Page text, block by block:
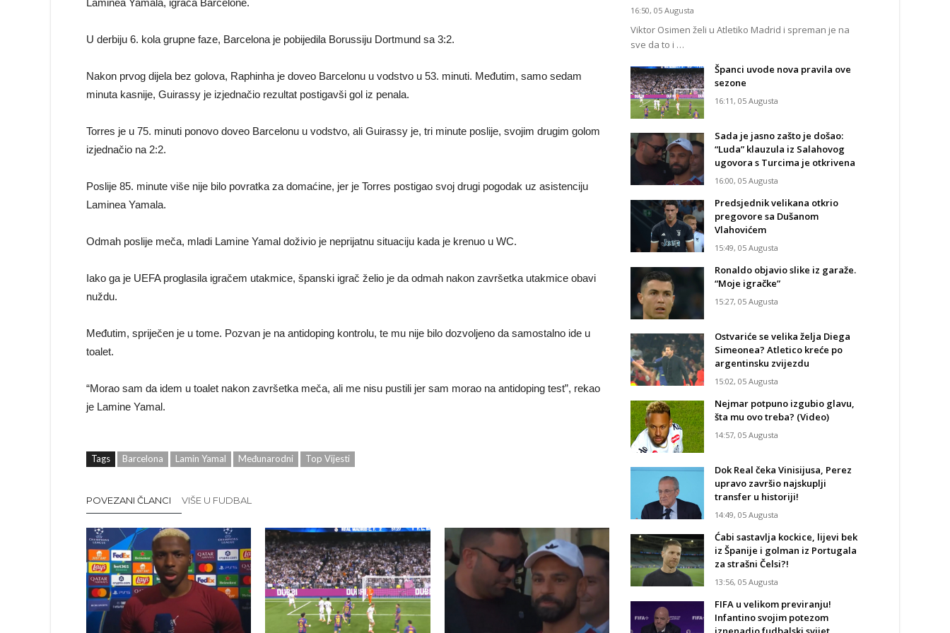
Laminea Yamala, igrača Barcelone.
U derbiju 6. kola grupne faze, Barcelona je pobijedila Borussiju Dortmund sa 3:2.
Nakon prvog dijela bez golova, Raphinha je doveo Barcelonu u vodstvo u 53. minuti. Međutim, samo sedam
minuta kasnije, Guirassy je izjednačio rezultat postigavši gol iz penala.
Torres je u 75. minuti ponovo doveo Barcelonu u vodstvo, ali Guirassy je, tri minute poslije, svojim drugim golom
izjednačio na 2:2.
Poslije 85. minute više nije bilo povratka za domaćine, jer je Torres postigao svoj drugi pogodak uz asistenciju
Laminea Yamala.
Odmah poslije meča, mladi Lamine Yamal doživio je neprijatnu situaciju kada je krenuo u WC.
Iako ga je UEFA proglasila igračem utakmice, španski igrač želio je da odmah nakon završetka utakmice obavi
nuždu.
Međutim, spriječen je u tome. Pozvan je na antidoping kontrolu, te mu nije bilo dozvoljeno da samostalno ide u
toalet.
“Morao sam da idem u toalet nakon završetka meča, ali me nisu pustili jer sam morao na antidoping test”, rekao
je Lamine Yamal.
Tags Barcelona Lamin Yamal Međunarodni Top Vijesti
POVEZANI ČLANCI VIŠE U FUDBAL
16:50, 05 Augusta
Viktor Osimen želi u Atletiko Madrid i spreman je na
sve da to i …
Španci uvode nova pravila ove
sezone
16:11, 05 Augusta
Sada je jasno zašto je došao:
“Luda” klauzula iz Salahovog
ugovora s Turcima je otkrivena
16:00, 05 Augusta
Predsjednik velikana otkrio
pregovore sa Dušanom
Vlahovićem
15:49, 05 Augusta
Ronaldo objavio slike iz garaže.
“Moje igračke”
15:27, 05 Augusta
Ostvariće se velika želja Diega
Simeonea? Atletico kreće po
argentinsku zvijezdu
15:02, 05 Augusta
Nejmar potpuno izgubio glavu,
šta mu ovo treba? (Video)
14:57, 05 Augusta
Dok Real čeka Vinisijusa, Perez
upravo završio najskuplji
transfer u historiji!
14:49, 05 Augusta
Ćabi sastavlja kockice, lijevi bek
iz Španije i golman iz Portugala
za strašni Čelsi?!
13:56, 05 Augusta
FIFA u velikom previranju!
Infantino svojim potezom